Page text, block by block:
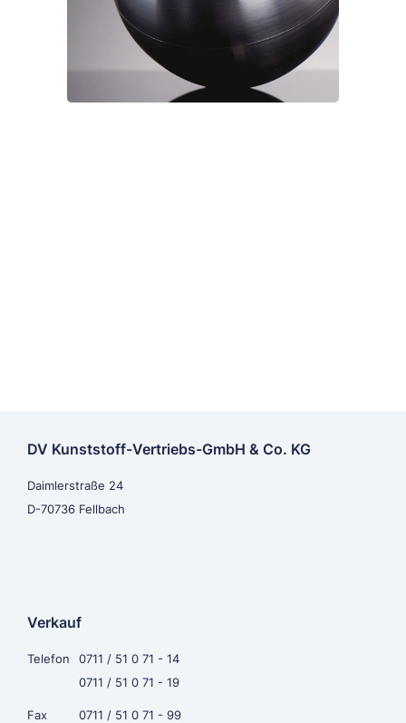
DV Kunststoff-Vertriebs-GmbH & Co. KG
Daimlerstraße 24
D-70736 Fellbach
Verkauf
Telefon
0711 / 51 0 71 - 14
0711 / 51 0 71 - 19
Fax 0711 / 51 0 71 - 99